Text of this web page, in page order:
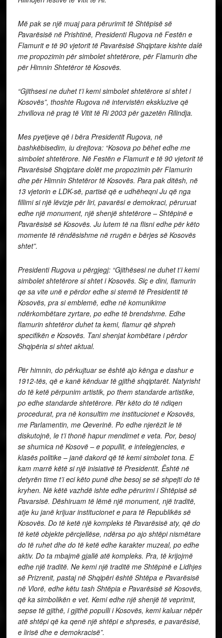
Më pak se një muaj para përurimit të Shtëpisë së
Pavarësisë në Prishtinë, Presidenti Rugova në Festën e
Flamurit e të 90 vjetorit të Pavarësisë Shqiptare kishte dalë
me propozimin për simbolet shtetërore, për Flamurin dhe
për Himnin Shtetëror të Kosovës.
“Gjithsesi ne duhet t’i kemi simbolet shtetërore si shtet i
Kosovës”, thoshte Rugova në intervistën ekskluzive që
zhvillova në prag të Vitit të Ri 2003 për gazetën Rilindja.
Mes pyetjeve që i bëra Presidentit Rugova, në
bashkëbisedim, iu drejtova: “Kosova po bëhet edhe me
simbolet shtetërore. Në Festën e Flamurit e të 90 vjetorit të
Pavarësisë Shqiptare dolët me propozimin për Flamurin
dhe për Himnin Shtetëror të Kosovës. Para pak ditësh, në
13 vjetorin e LDK-së, partisë që e udhëheqni Ju që nga
fillimi si një lëvizje për liri, pavarësi e demokraci, përuruat
edhe një monument, një shenjë shtetërore – Shtëpinë e
Pavarësisë së Kosovës. Ju lutem të na flisni edhe për këto
momente të rëndësishme në rrugën e bërjes së Kosovës
shtet”.
Presidenti Rugova u përgjegj: “Gjithësesi ne duhet t’i kemi
simbolet shtetërore si shtet i Kosovës. Siç e dini, flamurin
qe sa vite unë e përdor edhe si stemë të Presidentit të
Kosovës, pra si emblemë, edhe në komunikime
ndërkombëtare zyrtare, po edhe të brendshme. Edhe
flamurin shtetëror duhet ta kemi, flamur që shpreh
specifikën e Kosovës. Tani shenjat kombëtare i përdor
Shqipëria si shtet aktual.
Për himnin, do përkujtuar se është ajo kënga e dashur e
1912-tës, që e kanë kënduar të gjithë shqiptarët. Natyrisht
do të ketë përpunim artistik, po them standarde artistike,
po edhe standarde shtetërore. Për këto do të ndiqen
procedurat, pra në konsultim me institucionet e Kosovës,
me Parlamentin, me Qeverinë. Po edhe njerëzit le të
diskutojnë, le t’i thonë hapur mendimet e veta. Por, besoj
se shumica në Kosovë – e popullit, e intelegjencies, e
klasës politike – janë dakord që të kemi simbolet tona. E
kam marrë këtë si një inisiativë të Presidentit. Është në
detyrën time t’i eci këto punë dhe besoj se së shpejti do të
kryhen. Në këtë vazhdë ishte edhe përurimi i Shtëpisë së
Pavarsisë. Dëshiruam të lëmë një monument, një traditë,
atje ku janë krijuar institucionet e para të Republikës së
Kosovës. Do të ketë një kompleks të Pavarësisë aty, që do
të ketë objekte përcjellëse, ndërsa po ajo shtëpi nismëtare
do të ruhet dhe do të ketë edhe karakter muzeal, po edhe
aktiv. Do ta mbajmë gjallë atë kompleks. Pra, të krijojmë
edhe një traditë. Ne kemi një traditë me Shtëpinë e Lidhjes
së Prizrenit, pastaj në Shqipëri është Shtëpa e Pavarësisë
në Vlorë, edhe këtu tash Shtëpia e Pavarësisë së Kosovës,
që ka simbolikën e vet. Kemi edhe një shenjë të veprimit,
sepse të gjithë, i gjithë populli i Kosovës, kemi kaluar nëpër
atë shtëpi që ka qenë një shtëpi e shpresës, e pavarësisë,
e lirisë dhe e demokracisë”.